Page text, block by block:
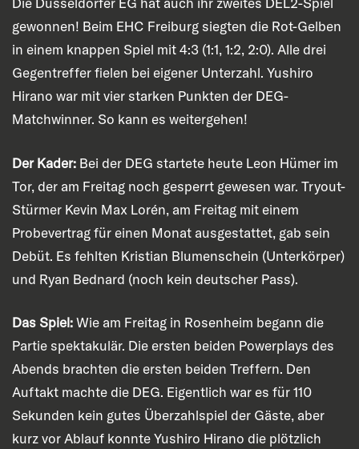
gewonnen! Beim EHC Freiburg siegten die Rot-Gelben
in einem knappen Spiel mit 4:3 (1:1, 1:2, 2:0). Alle drei
Gegentreffer fielen bei eigener Unterzahl. Yushiro
Hirano war mit vier starken Punkten der DEG-
Matchwinner. So kann es weitergehen!
Der Kader: Bei der DEG startete heute Leon Hümer im
Tor, der am Freitag noch gesperrt gewesen war. Tryout-
Stürmer Kevin Max Lorén, am Freitag mit einem
Probevertrag für einen Monat ausgestattet, gab sein
Debüt. Es fehlten Kristian Blumenschein (Unterkörper)
und Ryan Bednard (noch kein deutscher Pass).
Das Spiel:Wie am Freitag in Rosenheim begann die
Partie spektakulär. Die ersten beiden Powerplays des
Abends brachten die ersten beiden Treffern. Den
Auftakt machte die DEG. Eigentlich war es für 110
Sekunden kein gutes Überzahlspiel der Gäste, aber
kurz vor Ablauf konnte Yushiro Hirano die plötzlich